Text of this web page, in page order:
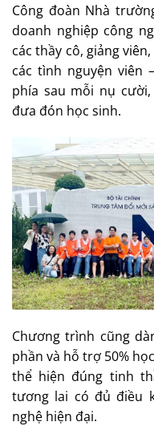
Công đoàn Nhà
doanh nghiệp công
các thầy cô, giảng
các tình nguyện viên
phía sau mỗi nụ
đưa đón học sinh.
Chương trình cũng
phần và hỗ trợ 50%
thể hiện đúng tinh
tương lai có đủ điều
nghệ hiện đại.